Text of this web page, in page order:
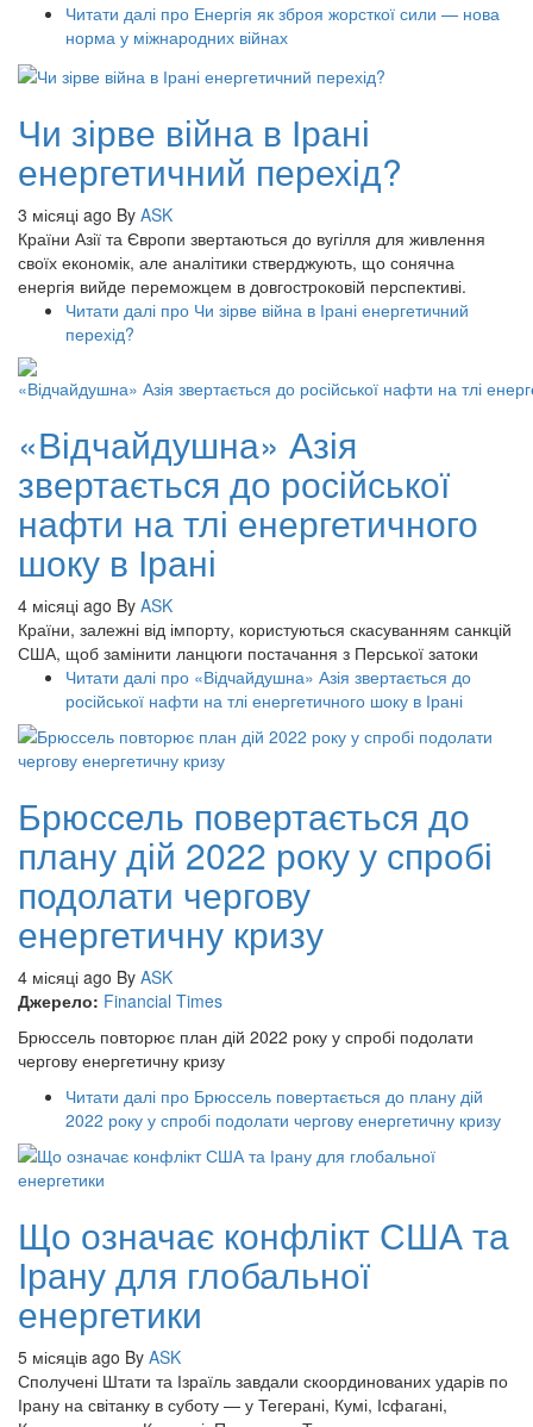
Читати далі про Енергія як зброя жорсткої сили — нова
норма у міжнародних війнах
Чи зірве війна в Ірані
енергетичний перехід?
3 місяці ago By ASK
Країни Азії та Європи звертаються до вугілля для живлення
своїх економік, але аналітики стверджують, що сонячна
енергія вийде переможцем в довгостроковій перспективі.
Читати далі про Чи зірве війна в Ірані енергетичний
перехід?
«Відчайдушна» Азія
звертається до російської
нафти на тлі енергетичного
шоку в Ірані
4 місяці ago By ASK
Країни, залежні від імпорту, користуються скасуванням санкцій
США, щоб замінити ланцюги постачання з Перської затоки
Читати далі про «Відчайдушна» Азія звертається до
російської нафти на тлі енергетичного шоку в Ірані
Брюссель повертається до
плану дій 2022 року у спробі
подолати чергову
енергетичну кризу
4 місяці ago By ASK
Джерело: Financial Times
Брюссель повторює план дій 2022 року у спробі подолати
чергову енергетичну кризу
Читати далі про Брюссель повертається до плану дій
2022 року у спробі подолати чергову енергетичну кризу
Що означає конфлікт США та
Ірану для глобальної
енергетики
5 місяців ago By ASK
Сполучені Штати та Ізраїль завдали скоординованих ударів по
Ірану на світанку в суботу — у Тегерані, Кумі, Ісфагані,